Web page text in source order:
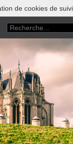
de cookies de